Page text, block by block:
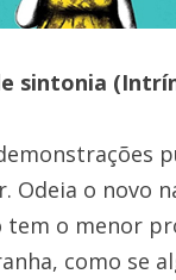
sintonia
Odeia o novo
tem o menor
como se